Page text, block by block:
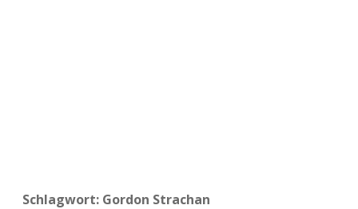
Schlagwort: Gordon Strachan